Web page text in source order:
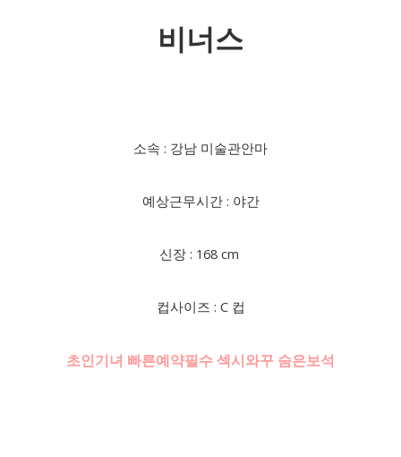
비너스
소속 : 강남 미술관안마
예상근무시간 : 야간
신장 : 168 cm
컵사이즈 : C 컵
초인기녀 빠른예약필수 섹시와꾸 숨은보석